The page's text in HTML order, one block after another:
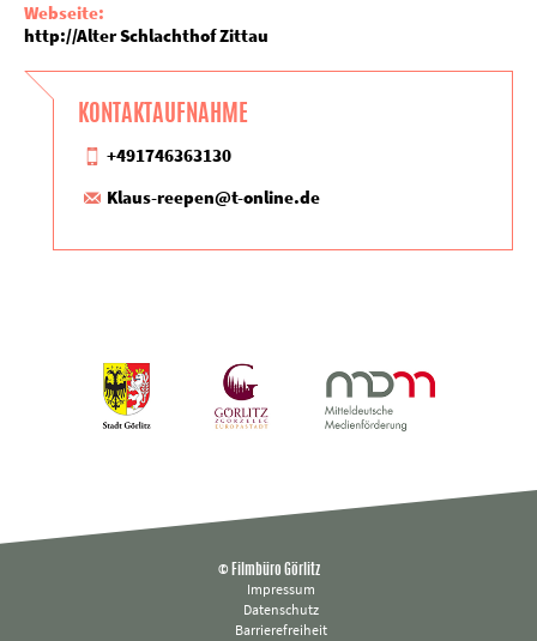
Webseite:
http://Alter Schlachthof Zittau
KONTAKTAUFNAHME
+491746363130
Klaus-reepen@t-online.de
© Filmbüro Görlitz
Impressum
Datenschutz
Barrierefreiheit